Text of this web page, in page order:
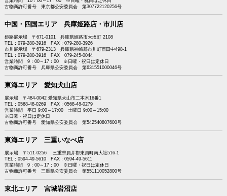
古物商許可番号 東京都公安委員会 第307722120256号
中国・四国エリア 兵庫姫路店・市川店
姫路展示場 〒671-0101 兵庫県姫路市大塩町 2108
TEL：079-280-3916 FAX：079-280-3926
市川展示場 〒679-2313 兵庫県神崎郡市川町西田中498-1
TEL：079-280-3916 FAX 079-245-0044
営業時間 9：00～17：00 ※日曜・祝日は定休日
古物商許可番号 兵庫県公安委員会 第631551000046号
東海エリア 愛知犬山店
展示場 〒484-0042 愛知県犬山市二本木16番1
TEL：0568-48-0269 FAX：0568-48-0279
営業時間 平日 9:00～17:00 土曜日 9:00～15:00
※日曜・祝日は定休日
古物商許可番号 愛知県公安委員会 第542540807600号
東海エリア 三重いなべ店
展示場 〒511-0256 三重県員弁郡東員町南大社516-1
TEL：0594-49-5610 FAX：0594-49-5611
営業時間 9：00～17：00 ※日曜・祝日は定休日
古物商許可番号 三重県公安委員会 第551110052800号
東北エリア 宮城岩沼店